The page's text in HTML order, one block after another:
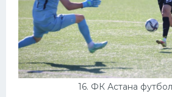
16. ФК Астана